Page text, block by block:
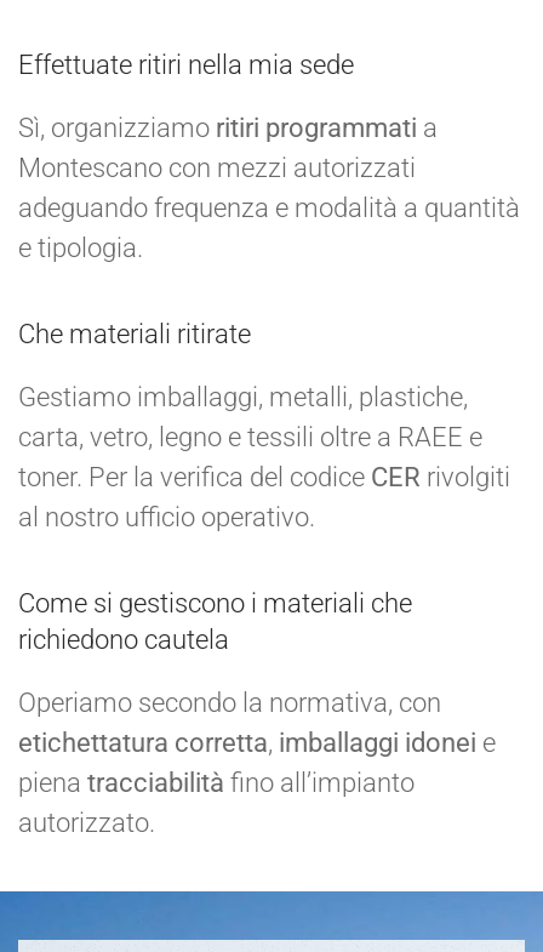
Effettuate ritiri nella mia sede
Sì, organizziamo ritiri programmati a
Montescano con mezzi autorizzati
adeguando frequenza e modalità a quantità
e tipologia.
Che materiali ritirate
Gestiamo imballaggi, metalli, plastiche,
carta, vetro, legno e tessili oltre a RAEE e
toner. Per la verifica del codice CER rivolgiti
al nostro ufficio operativo.
Come si gestiscono i materiali che
richiedono cautela
Operiamo secondo la normativa, con
etichettatura corretta, imballaggi idonei e
piena tracciabilità fino all’impianto
autorizzato.